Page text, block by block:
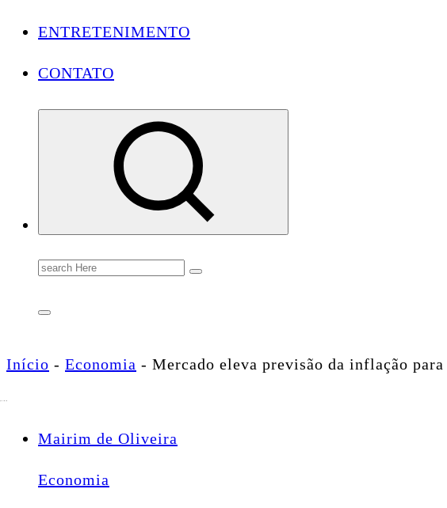
ENTRETENIMENTO
CONTATO
Conectando você às notícias do Brasil e do mundo com rapidez e confiabilidade.
Search
for:
Início - Economia - Mercado eleva previsão da inflação para
Mairim de Oliveira
Economia